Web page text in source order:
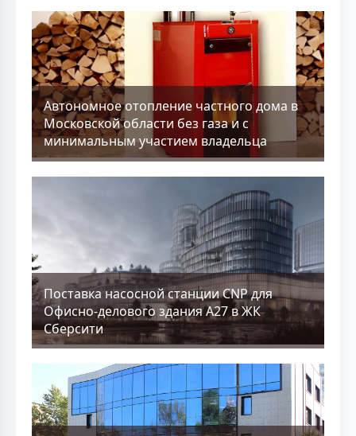
Aвтономное отопление частного дома в
Московской области без газа и с
минимальным участием владельца
Поставка насосной станции CNP для
Офисно-делового здания А27 в ЖК
Сберсити